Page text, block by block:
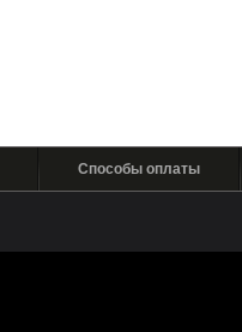
Способы оплаты